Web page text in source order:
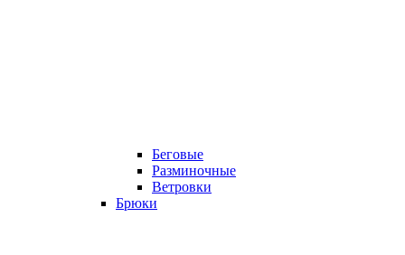
Беговые
Разминочные
Ветровки
Брюки